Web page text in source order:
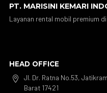
PT. MARISINI KEMARI
Layanan rental mobil premium
HEAD OFFICE

Jl. Dr. Ratna No.53,
Barat 17421